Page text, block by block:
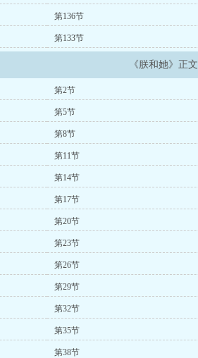
第136节
第133节
《朕和她》正文
第2节
第5节
第8节
第11节
第14节
第17节
第20节
第23节
第26节
第29节
第32节
第35节
第38节